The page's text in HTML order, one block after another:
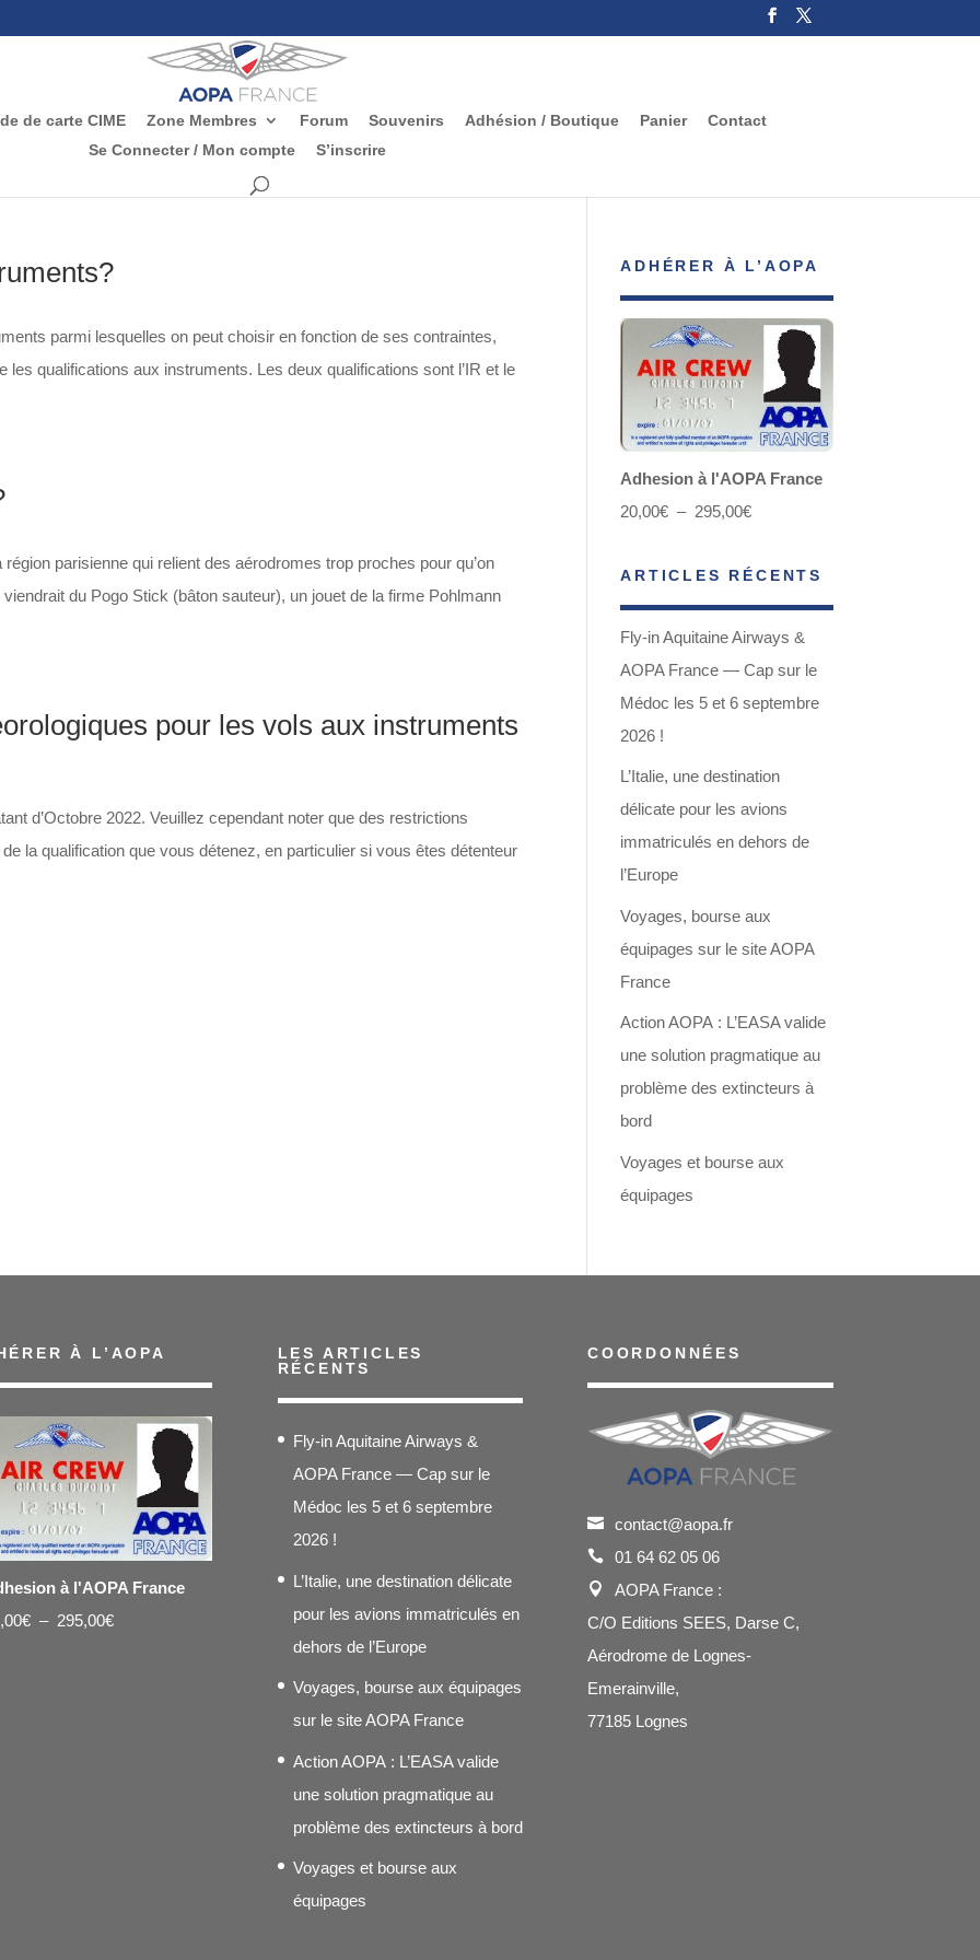
de carte CIME Zone Membres Forum Souvenirs Adhésion / Boutique Panier
Contact
Se Connecter / Mon compte
S’inscrire
parmi lesquelles on peut choisir en fonction de ses contraintes,
qualifications aux instruments. Les deux qualifications sont l’IR et le
parisienne qui relient des aérodromes trop proches pour qu’on
du Pogo Stick (bâton sauteur), un jouet de la firme Pohlmann
pour les vols aux instruments
d’Octobre 2022. Veuillez cependant noter que des restrictions
la qualification que vous détenez, en particulier si vous êtes détenteur
ADHÉRER À L’AOPA
Adhesion à l'AOPA France
20,00€ – 295,00€Plage
prix :
20,00€
à
295,00€
ARTICLES RÉCENTS
Fly-in Aquitaine Airways &
AOPA France — Cap sur le
Médoc les 5 et 6 septembre
2026 !
L’Italie, une destination
délicate pour les avions
immatriculés en dehors de
l’Europe
Voyages, bourse aux
équipages sur le site AOPA
France
Action AOPA : L’EASA valide
une solution pragmatique au
problème des extincteurs à
bord
Voyages et bourse aux
équipages
À L’AOPA
à l'AOPA France
€ – 295,00€Plage
LES ARTICLES
RÉCENTS
Fly-in Aquitaine Airways &
AOPA France — Cap sur le
Médoc les 5 et 6 septembre
2026 !
L’Italie, une destination délicate
pour les avions immatriculés en
dehors de l’Europe
Voyages, bourse aux équipages
sur le site AOPA France
Action AOPA : L’EASA valide
une solution pragmatique au
problème des extincteurs à bord
Voyages et bourse aux
équipages
COORDONNÉES
contact@aopa.fr
01 64 62 05 06
AOPA France :
C/O Editions SEES, Darse C,
Aérodrome de Lognes-
Emerainville,
77185 Lognes